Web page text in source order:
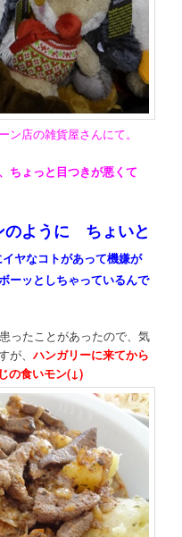
店の雑貨屋さんにて。
ちょっと目つきが悪くて
のように ちょいと
イヤなコトがあって機嫌が
ーッとしちゃっているんで
ったことがあったので、気
が、ハンガリーに来てから
の食いモン(↓)